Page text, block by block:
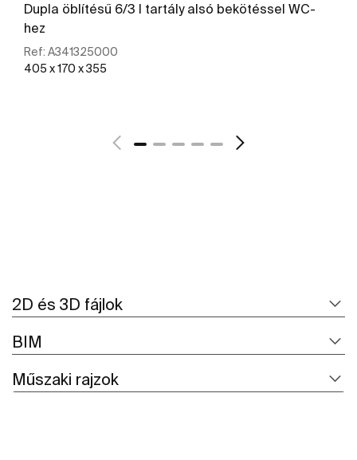
Dupla öblítésű 6/3 l tartály alsó bekötéssel WC-
hez
Ref: A341325000
405 x 170 x 355
2D és 3D fájlok
BIM
Műszaki rajzok